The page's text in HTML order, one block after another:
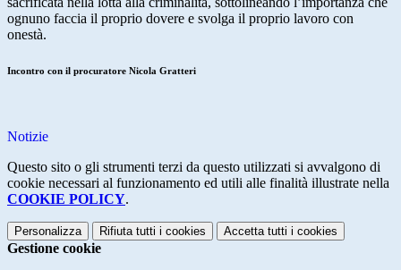
ognuno faccia il proprio dovere e svolga il proprio lavoro con
onestà.
Incontro con il procuratore Nicola Gratteri
Notizie
Questo sito o gli strumenti terzi da questo utilizzati si avvalgono di
cookie necessari al funzionamento ed utili alle finalità illustrate nella
COOKIE POLICY.
Personalizza Rifiuta tutti i cookies Accetta tutti i cookies
Gestione cookie